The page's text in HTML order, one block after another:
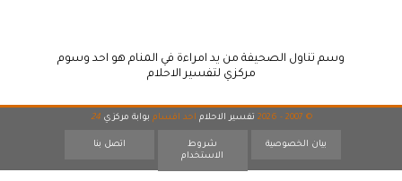
وسم تناول الصحيفة من يد امراءة في المنام هو احد وسوم
مركزي لتفسير الاحلام
© 2007 - 2026 تفسير الاحلام احد اقسام بوابة مركزي 24
بيان الخصوصية
شروط
الاستخدام
اتصل بنا